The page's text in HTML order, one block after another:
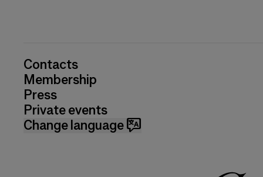
Contacts
Membership
Press
Private events
Change language 